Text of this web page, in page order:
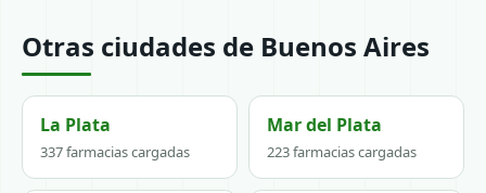
Otras ciudades de Buenos Aires
La Plata
337 farmacias cargadas
Mar del Plata
223 farmacias cargadas